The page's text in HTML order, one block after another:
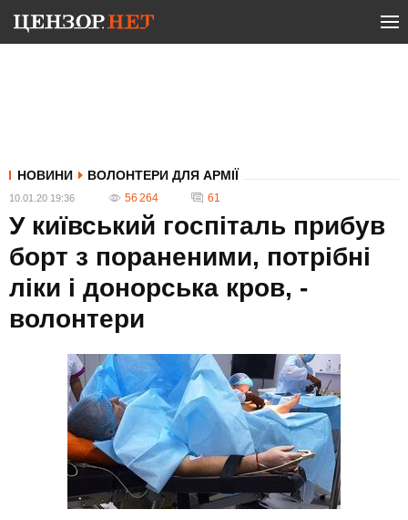
НОВИНИ ВОЛОНТЕРИ ДЛЯ АРМІЇ
10.01.20 19:36 56 264 61
У київський госпіталь прибув
борт з пораненими, потрібні
ліки і донорська кров, -
волонтери